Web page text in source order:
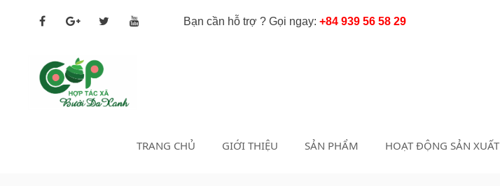
Bạn cần hỗ trợ ? Gọi ngay:+84 939 56 58 29
TRANG CHỦ GIỚI THIỆU SẢN PHẨM HOẠT ĐỘNG SẢN XUẤT